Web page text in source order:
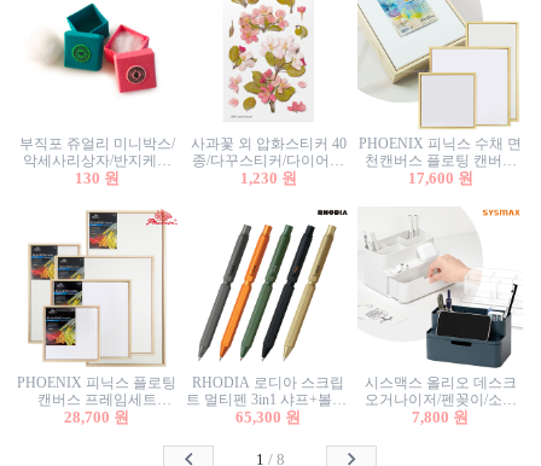
부직포 쥬얼리 미니박스/
악세사리상자/반지케이
스/반지상자/귀걸이상자/
130 원
사과꽃 외 압화스티커 40
종/다꾸스티커/다이어리
꾸미기/꽃스티커/자연물
1,230 원
PHOENIX 피닉스 수채 면
천캔버스 플로팅 캔버스
프레임세트 30x30cm/액자
17,600 원
PHOENIX 피닉스 플로팅
캔버스 프레임세트
50x50cm/액자캔버스/인테
28,700 원
RHODIA 로디아 스크립
트 멀티펜 3in1 샤프+볼펜/
무광택 알루미늄 육각배
65,300 원
시스맥스 올리오 데스크
오거나이저/펜꽂이/소품
꽂이/소품함/정리함/수납
7,800 원
1 / 8